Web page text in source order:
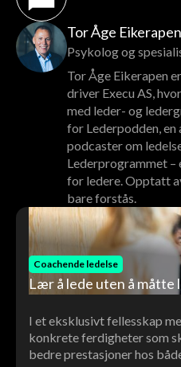
Tor Åge Eikerapen
Psykolog og
Tor Åge Eikerapen
driver Execu AS,
med leder- og
for Lederpodden,
podcaster om
Lederprogrammet
for ledere. Opptatt
bare forstås.
Coachende ledelse
Lær å lede uten å måtte
I et eksklusivt fellesskap
konkrete ferdigheter som
bedre prestasjoner hos